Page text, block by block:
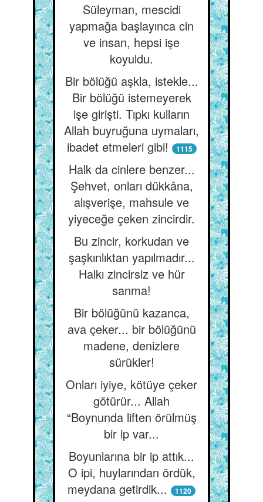
Süleyman, mescidi
yapmağa başlayınca cin
ve insan, hepsi işe
koyuldu.
Bir bölüğü aşkla, istekle...
Bir bölüğü istemeyerek
işe girişti. Tıpkı kulların
Allah buyruğuna uymaları,
ibadet etmeleri gibi!
1115
Halk da cinlere benzer...
Şehvet, onları dükkâna,
alışverişe, mahsule ve
yiyeceğe çeken zincirdir.
Bu zincir, korkudan ve
şaşkınlıktan yapılmadır...
Halkı zincirsiz ve hür
sanma!
Bir bölüğünü kazanca,
ava çeker... bir bölüğünü
madene, denizlere
sürükler!
Onları iyiye, kötüye çeker
götürür... Allah
“Boynunda liften örülmüş
bir ip var...
Boyunlarına bir ip attık...
O ipi, huylarından ördük,
meydana getirdik...
1120